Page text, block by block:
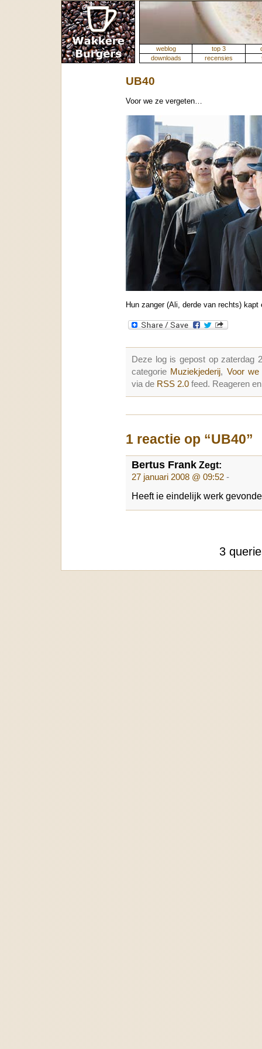
weblog top 3
downloads
recensies
UB40
Voor we ze vergeten…
Hun zanger (Ali, derde van rechts) kapt
Deze log is gepost op zaterdag
categorie Muziekjederij, Voor we
via de RSS 2.0 feed. Reageren
1 reactie op “UB40”
Bertus Frank Zegt:
27 januari 2008 @ 09:52 -
Heeft ie eindelijk werk
3